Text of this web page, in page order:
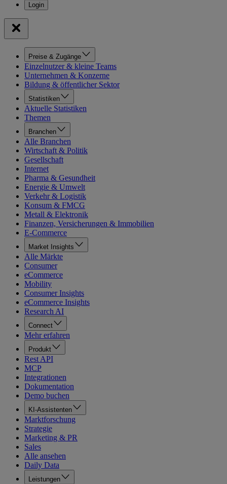
Preise & Zugänge
Einzelnutzer & kleine Teams
Unternehmen & Konzerne
Bildung & öffentlicher Sektor
Statistiken
Aktuelle Statistiken
Themen
Branchen
Alle Branchen
Wirtschaft & Politik
Gesellschaft
Internet
Pharma & Gesundheit
Energie & Umwelt
Verkehr & Logistik
Konsum & FMCG
Metall & Elektronik
Finanzen, Versicherungen & Immobilien
E-Commerce
Market Insights
Alle Märkte
Consumer
eCommerce
Mobility
Consumer Insights
eCommerce Insights
Research AI
Connect
Mehr erfahren
Produkt
Rest API
MCP
Integrationen
Dokumentation
Demo buchen
KI-Assistenten
Marktforschung
Strategie
Marketing & PR
Sales
Alle ansehen
Daily Data
Leistungen